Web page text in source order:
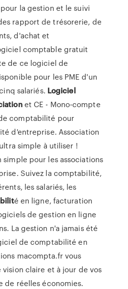
la gestion et le suivi
rapport de trésorerie, de
d'achat et
comptable gratuit
de ce logiciel de
pour les PME d'un
salariés. Logiciel
et CE - Mono-compte
comptabilité pour
d'entreprise. Association
simple à utiliser !
pour les associations
Suivez la comptabilité,
les salariés, les
é en ligne, facturation
de gestion en ligne
La gestion n'a jamais été
de comptabilité en
macompta.fr vous
claire et à jour de vos
de réelles économies.